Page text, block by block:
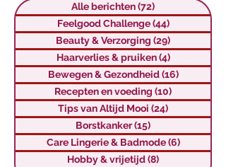
Alle berichten(72)
Feelgood Challenge (44)44 posts
Beauty & Verzorging (29)
Haarverlies & pruiken (4)4 posts
Bewegen & Gezondheid (16)16 posts
Recepten en voeding (10)
Tips van Altijd Mooi (24)
Borstkanker(15)
Care Lingerie & Badmode (6)6 posts
Hobby & vrijetijd(8)